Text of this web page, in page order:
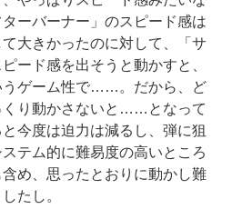
ーバーナー」のスピード感は
大きかったのに対して、「サ
ード感を出そうと動かすと、
うゲーム性で……。だから、ど
くり動かさないと……となって
今度は迫力は減るし、弾に狙
テム的に難易度の高いところ
め、思ったとおりに動かし難
たし。